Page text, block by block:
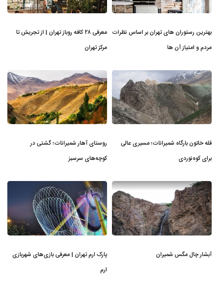
بهترین رستوران های تهران بر اساس نظرات
مردم و امتیاز آن ها
معرفی ۲۸ کافه روباز تهران | از تجریش تا
مرکز تهران
قله خاتون بارگاه شمیرانات؛ مسیری عالی
برای کوه‌نوردی
روستای آهار شمیرانات؛ گشتی در
کوچه‌های سرسبز
آبشار چال مگس شمیران
پارک ارم تهران | معرفی بازی‌های شهربازی
ارم